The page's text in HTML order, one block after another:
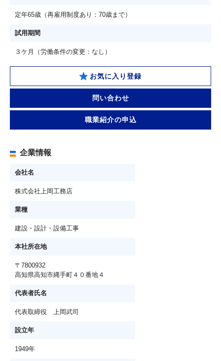
定年65歳（再雇用制度あり：70歳まで）
試用期間
３ケ月（労働条件の変更：なし）
お気に入り登録
問い合わせ
職業紹介の申込
企業情報
会社名
株式会社上岡工務店
業種
建設・設計・設備工事
本社所在地
〒7800932
高知県高知市縄手町４０番地４
代表者氏名
代表取締役 上岡武司
設立年
1949年